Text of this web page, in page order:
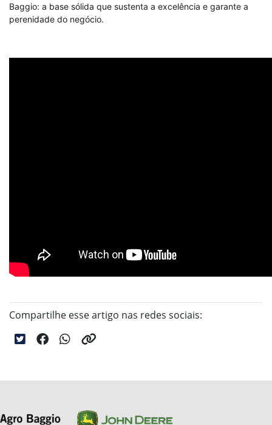
Baggio: a base sólida que sustenta a excelência e garante a
perenidade do negócio.
Compartilhe esse artigo nas redes sociais: